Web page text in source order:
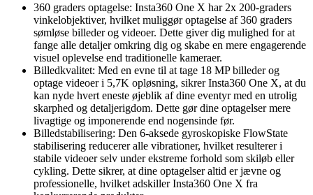
360 graders optagelse: Insta360 One X har 2x 200-graders
vinkelobjektiver, hvilket muliggør optagelse af 360 graders
sømløse billeder og videoer. Dette giver dig mulighed for at
fange alle detaljer omkring dig og skabe en mere engagerende
visuel oplevelse end traditionelle kameraer.
Billedkvalitet: Med en evne til at tage 18 MP billeder og
optage videoer i 5,7K opløsning, sikrer Insta360 One X, at du
kan nyde hvert eneste øjeblik af dine eventyr med en utrolig
skarphed og detaljerigdom. Dette gør dine optagelser mere
livagtige og imponerende end nogensinde før.
Billedstabilisering: Den 6-aksede gyroskopiske FlowState
stabilisering reducerer alle vibrationer, hvilket resulterer i
stabile videoer selv under ekstreme forhold som skiløb eller
cykling. Dette sikrer, at dine optagelser altid er jævne og
professionelle, hvilket adskiller Insta360 One X fra